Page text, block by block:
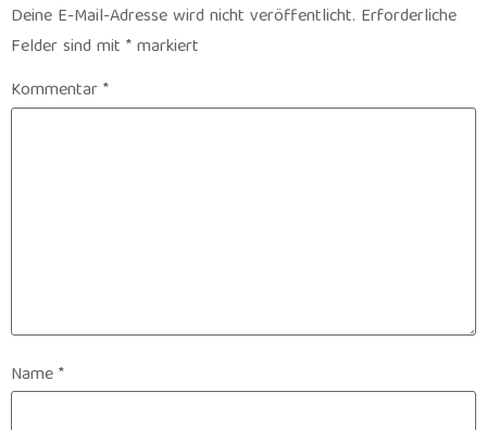
Deine E-Mail-Adresse wird nicht veröffentlicht. Erforderliche
Felder sind mit *markiert
Kommentar*
Name*